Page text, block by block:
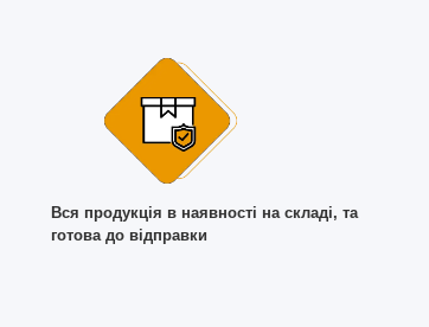
Вся продукція в наявності на складі, та
готова до відправки